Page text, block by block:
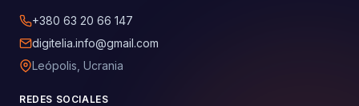
+380 63 20 66 147
digitelia.info@gmail.com
Leópolis, Ucrania
REDES SOCIALES